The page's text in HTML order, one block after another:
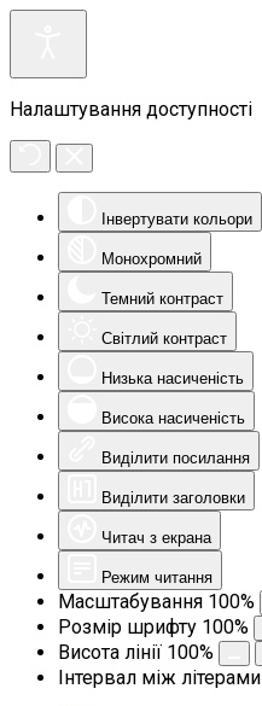
Налаштування доступності
Інвертувати кольори
Монохромний
Темний контраст
Світлий контраст
Низька насиченість
Висока насиченість
Виділити посилання
Виділити заголовки
Читач з екрана
Режим читання
Масштабування 100%
Розмір шрифту 100%
Висота лінії 100%
Інтервал між літерами